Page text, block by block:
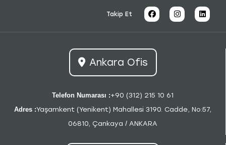
Takip Et
Ankara Ofis
Telefon Numarası :+90 (312) 215 10 61
Adres :Yaşamkent (Yenikent) Mahallesi 3190. Cadde, No:57,
06810, Çankaya / ANKARA